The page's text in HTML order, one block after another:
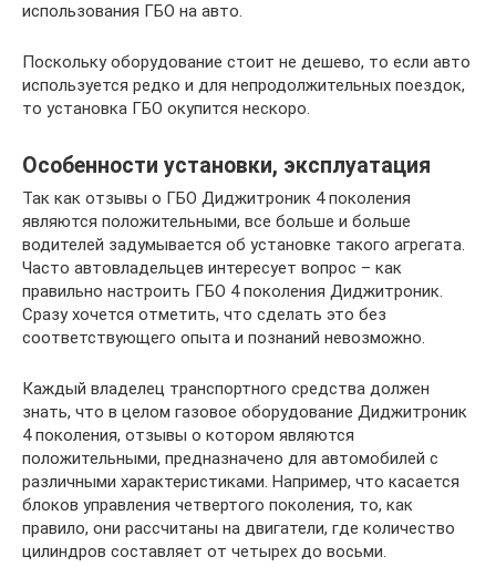
использования ГБО на авто.
Поскольку оборудование стоит не дешево, то если авто
используется редко и для непродолжительных поездок,
то установка ГБО окупится нескоро.
Особенности установки, эксплуатация
Так как отзывы о ГБО Диджитроник 4 поколения
являются положительными, все больше и больше
водителей задумывается об установке такого агрегата.
Часто автовладельцев интересует вопрос – как
правильно настроить ГБО 4 поколения Диджитроник.
Сразу хочется отметить, что сделать это без
соответствующего опыта и познаний невозможно.
Каждый владелец транспортного средства должен
знать, что в целом газовое оборудование Диджитроник
4 поколения, отзывы о котором являются
положительными, предназначено для автомобилей с
различными характеристиками. Например, что касается
блоков управления четвертого поколения, то, как
правило, они рассчитаны на двигатели, где количество
цилиндров составляет от четырех до восьми.